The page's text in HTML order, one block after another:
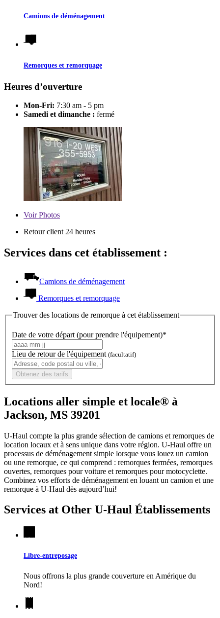
Camions de déménagement
Remorques et remorquage
Heures d’ouverture
Mon-Fri: 7:30 am - 5 pm
Samedi et dimanche : fermé
VoirPhotos
Retour client 24 heures
Services dans cet établissement :
Camions de déménagement
Remorques et remorquage
Trouver des locations de remorque à cet établissement
Date de votre départ (pour prendre l'équipement)*
Lieu de retour de l'équipement (facultatif)
Obtenez des tarifs
Locations aller simple et locale® à
Jackson, MS 39201
U-Haul compte la plus grande sélection de camions et remorques de
location locaux et à sens unique dans votre région. U-Haul offre un
processus de déménagement simple lorsque vous louez un camion
ou une remorque, ce qui comprend : remorques fermées, remorques
ouvertes, remorques pour voiture et remorques pour motocyclette.
Combinez vos efforts de déménagement en louant un camion et une
remorque à U-Haul dès aujourd’hui!
Services at Other U-Haul Établissements
Libre-entreposage
Nous offrons la plus grande couverture en Amérique du
Nord!